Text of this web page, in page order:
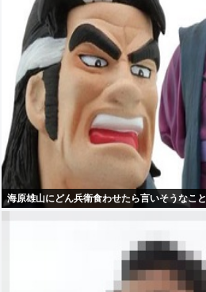
海原雄山にどん兵衛食わせたら言いそうなこと